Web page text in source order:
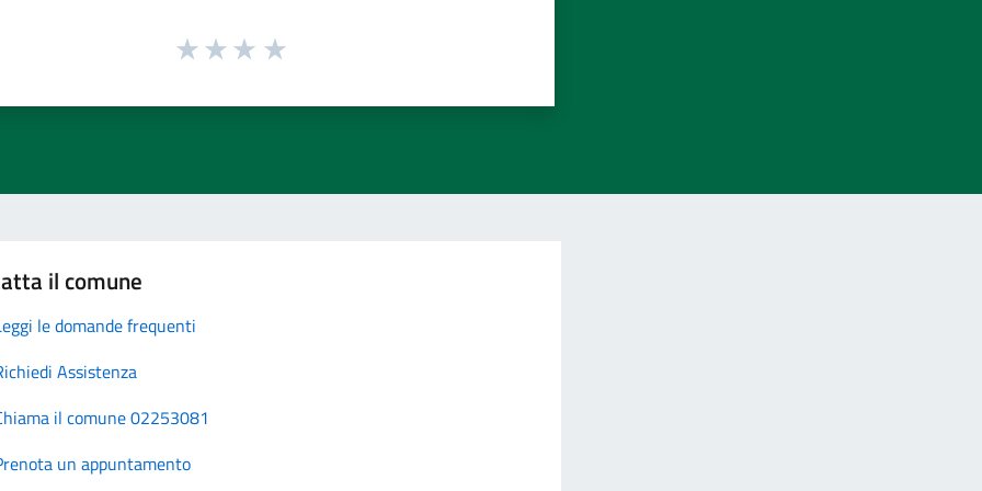
il comune
le domande frequenti
Assistenza
il comune 02253081
un appuntamento